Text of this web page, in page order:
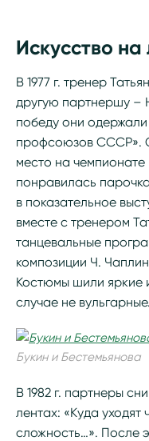
Искусство на
В 1977 г. тренер
другую партнершу –
победу они
профсоюзов СССР».
место на
понравилась
в показательное
вместе с тренером
танцевальные
композиции Ч.
Костюмы шили яркие
случае не вульгарные.
Букин и Бестемьянова
В 1982 г. партнеры
лентах: «Куда
сложность…». После